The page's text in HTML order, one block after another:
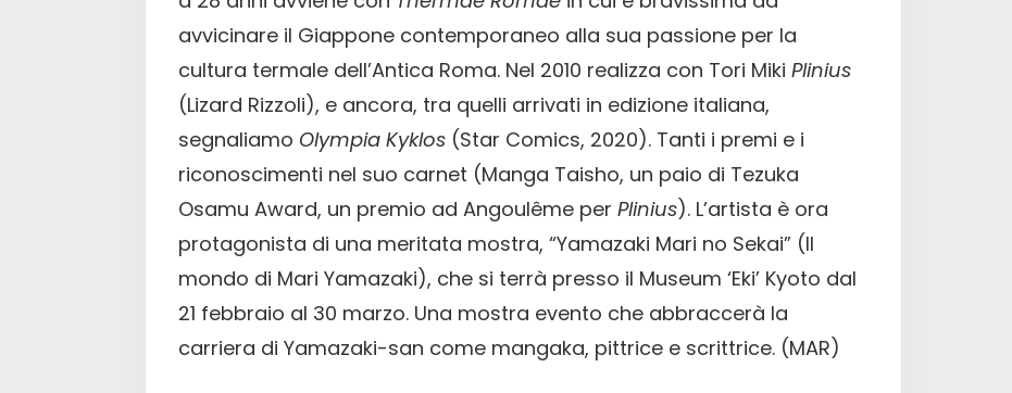
avvicinare il Giappone contemporaneo alla sua passione per la
cultura termale dell’Antica Roma. Nel 2010 realizza con Tori MikiPlinius
(Lizard Rizzoli), e ancora, tra quelli arrivati in edizione italiana,
segnaliamo Olympia Kyklos (Star Comics, 2020). Tanti i premi e i
riconoscimenti nel suo carnet (Manga Taisho, un paio di Tezuka
Osamu Award, un premio ad Angoulême per Plinius). L’artista è ora
protagonista di una meritata mostra, “Yamazaki Mari no Sekai” (Il
mondo di Mari Yamazaki), che si terrà presso il Museum ‘Eki’ Kyoto dal
21 febbraio al 30 marzo. Una mostra evento che abbraccerà la
carriera di Yamazaki-san come mangaka, pittrice e scrittrice. (MAR)